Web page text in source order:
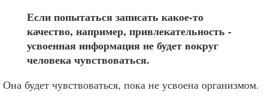
Если попытаться записать какое-то
качество, например, привлекательность -
усвоенная информация не будет вокруг
человека чувствоваться.
Она будет чувствоваться, пока не усвоена организмом.